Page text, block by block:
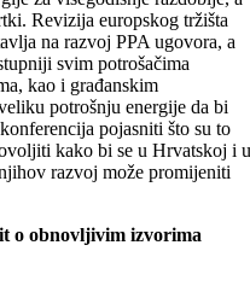
Revizija europskog tržišta
na razvoj PPA ugovora, a
svim potrošačima
kao i građanskim
potrošnju energije da bi
pojasniti što su to
kako bi se u Hrvatskoj i
razvoj može promijeniti
o obnovljivim izvorima